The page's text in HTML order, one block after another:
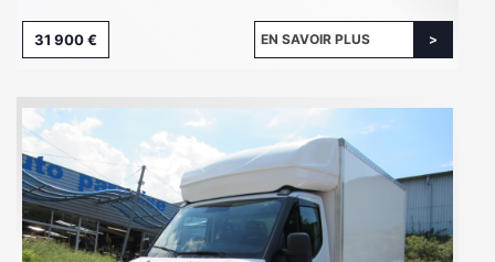
31 900 € EN SAVOIR PLUS